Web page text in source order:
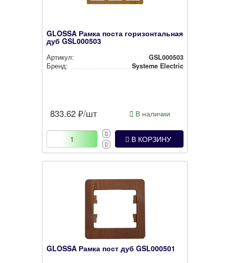
GLOSSA Рамка поста горизонтальная
дуб GSL000503
Артикул:
GSL000503
Бренд:
Systeme Electric
833.62 ₽/шт В наличии
В КОРЗИНУ
GLOSSA Рамка пост дуб GSL000501